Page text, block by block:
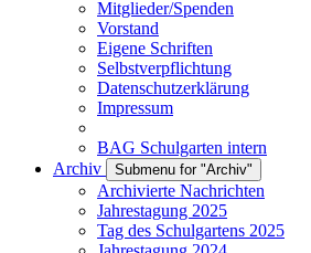
Mitglieder/Spenden
Vorstand
Eigene Schriften
Selbstverpflichtung
Datenschutzerklärung
Impressum
BAG Schulgarten intern
Archiv
Submenu for "Archiv"
Archivierte Nachrichten
Jahrestagung 2025
Tag des Schulgartens 2025